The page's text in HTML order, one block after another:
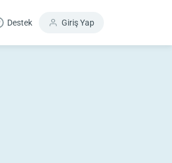
Destek Giriş Yap